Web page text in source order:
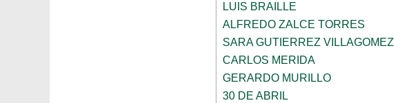
LUIS BRAILLE
ALFREDO ZALCE TORRES
SARA GUTIERREZ VILLAGOMEZ
CARLOS MERIDA
GERARDO MURILLO
30 DE ABRIL